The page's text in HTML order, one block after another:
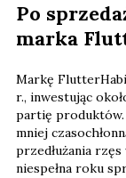
Po
marka
Markę
r., inwestując
partię
mniej
przedłużania
niespełna roku